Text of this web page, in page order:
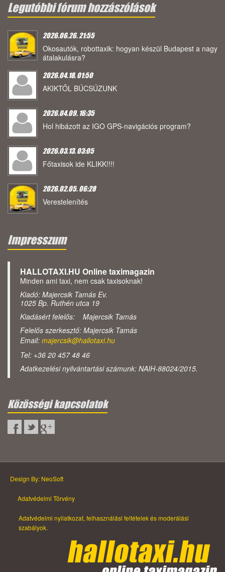
Legutóbbi fórum hozzászólások
2026.06.26. 21:55
Okosautók, robottaxik: hogyan készül Budapest a nagy
átalakulásra?
2026.04.18. 01:50
AKIKTŐL BÚCSÚZUNK
2026.04.09. 16:35
Hol hibázott az IGO GPS-navigációs program?
2026.03.13. 03:05
Főtaxisok ide KLIKK!!!!
2026.02.05. 06:28
Verestelenítés
Impresszum
HALLOTAXI.HU Online taximagazin
Minden ami taxi, nem csak taxisoknak!
Kiadó: Majercsik Tamás Ev.
1025 Bp. Ruthén utca 19
Kiadásért felelős: Majercsik Tamás
Felelős szerkesztő: Majercsik Tamás
Email: majercsik@hallotaxi.hu
Tel: +36 20 457 48 46
Adatkezelési nyilvántartási számunk: NAIH-88024/2015.
Közösségi kapcsolatok
Design By: NeoSoft
Adatvédelmi Törvény
Adatvédelmi nyilatkozat, felhasználási feltételek és moderálási
szabályok.